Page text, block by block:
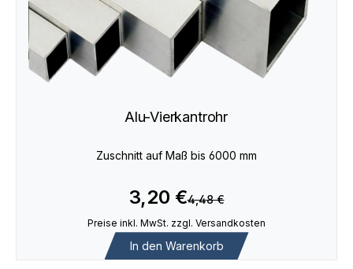
Alu-Vierkantrohr
Zuschnitt auf Maß bis 6000 mm
3,20 €4,48 €
Preise inkl. MwSt. zzgl. Versandkosten
In den Warenkorb